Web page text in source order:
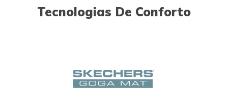
Tecnologias De Conforto